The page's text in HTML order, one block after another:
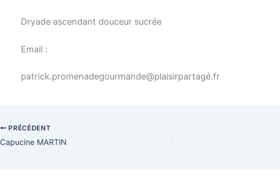
Dryade ascendant douceur sucrée
Email :
patrick.promenadegourmande@plaisirpartagé.fr
PRÉCÉDENT
Capucine MARTIN